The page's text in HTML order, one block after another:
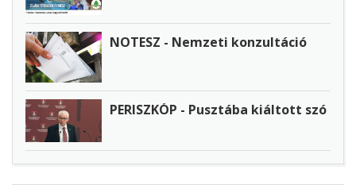
NOTESZ - Nemzeti konzultáció
PERISZKÓP - Pusztába kiáltott szó